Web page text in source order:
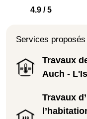
4.9 / 5
Services
Travaux
Auch -
Travaux